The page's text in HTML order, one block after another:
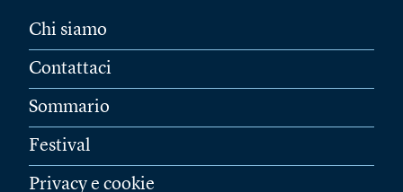
Chi siamo
Contattaci
Sommario
Festival
Privacy e cookie